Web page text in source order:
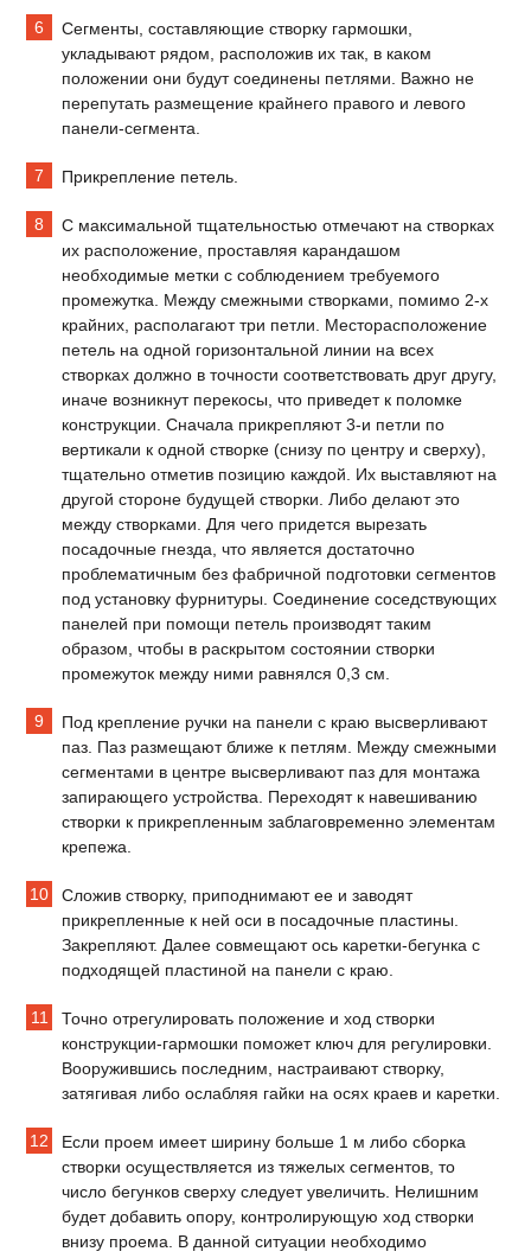
Сегменты, составляющие створку гармошки,
укладывают рядом, расположив их так, в каком
положении они будут соединены петлями. Важно не
перепутать размещение крайнего правого и левого
панели-сегмента.
Прикрепление петель.
С максимальной тщательностью отмечают на створках
их расположение, проставляя карандашом
необходимые метки с соблюдением требуемого
промежутка. Между смежными створками, помимо 2-х
крайних, располагают три петли. Месторасположение
петель на одной горизонтальной линии на всех
створках должно в точности соответствовать друг другу,
иначе возникнут перекосы, что приведет к поломке
конструкции. Сначала прикрепляют 3-и петли по
вертикали к одной створке (снизу по центру и сверху),
тщательно отметив позицию каждой. Их выставляют на
другой стороне будущей створки. Либо делают это
между створками. Для чего придется вырезать
посадочные гнезда, что является достаточно
проблематичным без фабричной подготовки сегментов
под установку фурнитуры. Соединение соседствующих
панелей при помощи петель производят таким
образом, чтобы в раскрытом состоянии створки
промежуток между ними равнялся 0,3 см.
Под крепление ручки на панели с краю высверливают
паз. Паз размещают ближе к петлям. Между смежными
сегментами в центре высверливают паз для монтажа
запирающего устройства. Переходят к навешиванию
створки к прикрепленным заблаговременно элементам
крепежа.
Сложив створку, приподнимают ее и заводят
прикрепленные к ней оси в посадочные пластины.
Закрепляют. Далее совмещают ось каретки-бегунка с
подходящей пластиной на панели с краю.
Точно отрегулировать положение и ход створки
конструкции-гармошки поможет ключ для регулировки.
Вооружившись последним, настраивают створку,
затягивая либо ослабляя гайки на осях краев и каретки.
Если проем имеет ширину больше 1 м либо сборка
створки осуществляется из тяжелых сегментов, то
число бегунков сверху следует увеличить. Нелишним
будет добавить опору, контролирующую ход створки
внизу проема. В данной ситуации необходимо